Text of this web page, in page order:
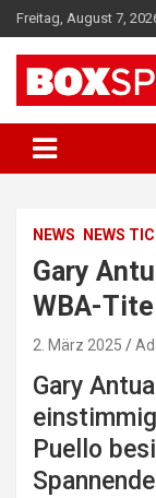
Skip
to
content
Freitag, August 7,
NEWS NEWS
Gary
WBA-
2. März 2025
Gary
Puello